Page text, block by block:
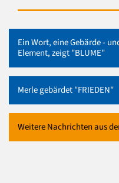
Ein Wort, eine Gebärde -
Element, zeigt "BLUME"
Merle gebärdet "FRIEDEN"
Weitere Nachrichten aus